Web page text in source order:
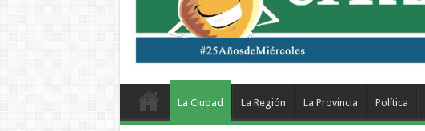
La Ciudad La Región La Provincia Política